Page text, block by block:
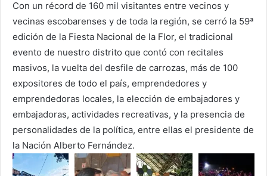
Con un récord de 160 mil visitantes entre vecinos y
vecinas escobarenses y de toda la región, se cerró la 59ª
edición de la Fiesta Nacional de la Flor, el tradicional
evento de nuestro distrito que contó con recitales
masivos, la vuelta del desfile de carrozas, más de 100
expositores de todo el país, emprendedores y
emprendedoras locales, la elección de embajadores y
embajadoras, actividades recreativas, y la presencia de
personalidades de la política, entre ellas el presidente de
la Nación Alberto Fernández.